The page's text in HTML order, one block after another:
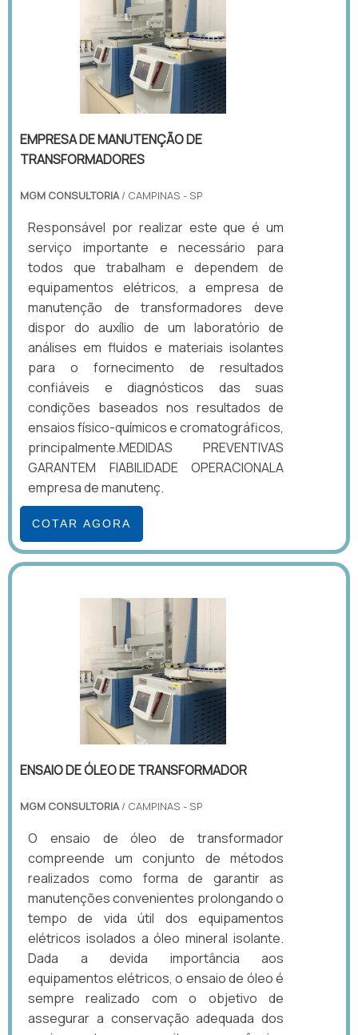
EMPRESA DE MANUTENÇÃO DE
TRANSFORMADORES
MGM CONSULTORIA/ CAMPINAS - SP
Responsável por realizar este que é um
serviço importante e necessário para
todos que trabalham e dependem de
equipamentos elétricos, a empresa de
manutenção de transformadores deve
dispor do auxílio de um laboratório de
análises em fluidos e materiais isolantes
para o fornecimento de resultados
confiáveis e diagnósticos das suas
condições baseados nos resultados de
ensaios físico-químicos e cromatográficos,
principalmente.MEDIDAS PREVENTIVAS
GARANTEM FIABILIDADE OPERACIONALA
empresa de manutenç.
COTAR AGORA
ENSAIO DE ÓLEO DE TRANSFORMADOR
MGM CONSULTORIA/ CAMPINAS - SP
O ensaio de óleo de transformador
compreende um conjunto de métodos
realizados como forma de garantir as
manutenções convenientes prolongando o
tempo de vida útil dos equipamentos
elétricos isolados a óleo mineral isolante.
Dada a devida importância aos
equipamentos elétricos, o ensaio de óleo é
sempre realizado com o objetivo de
assegurar a conservação adequada dos